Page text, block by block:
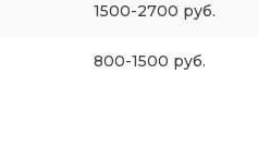
1500-2700 руб.
800-1500 руб.